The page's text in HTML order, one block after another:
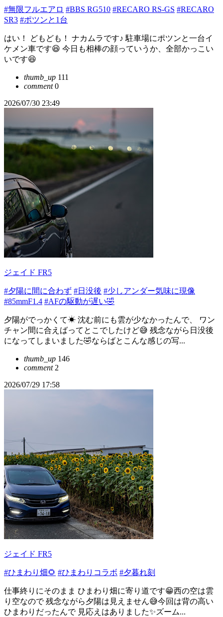
#無限フルエアロ #BBS RG510 #RECARO RS-GS #RECARO
SR3 #ポツンと1台
はい！ どもども！ ナカムラです♪ 駐車場にポツンと一台イ
ケメン車です😆 今日も相棒の顔っていうか、全部かっこい
いです😆
thumb_up 111
comment0
2026/07/30 23:49
ジェイド FR5
#夕陽に間に合わず #日没後 #少しアンダー気味に現像
#85mmF1.4 #AFの駆動が遅い🤣
夕陽がでっかくて☀ 沈む前にも雲が少なかったんで、 ワン
チャン間に合えばってとこでしたけど😅 残念ながら日没後
になってしまいました🤣ならばとこんな感じの写...
thumb_up 146
comment2
2026/07/29 17:58
ジェイド FR5
#ひまわり畑🌻 #ひまわりコラボ #夕暮れ刻
仕事終りにそのまま ひまわり畑に寄り道です😁西の空は雲
り空なので 残念ながら夕陽は見えません😅今回は背の高い
ひまわりだったんで 見応えはありました✨ズーム...